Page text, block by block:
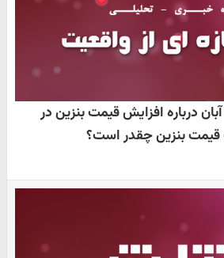
خبر داغ دوشنبه ۲۸ آبان درباره افزایش قیمت بنزین در